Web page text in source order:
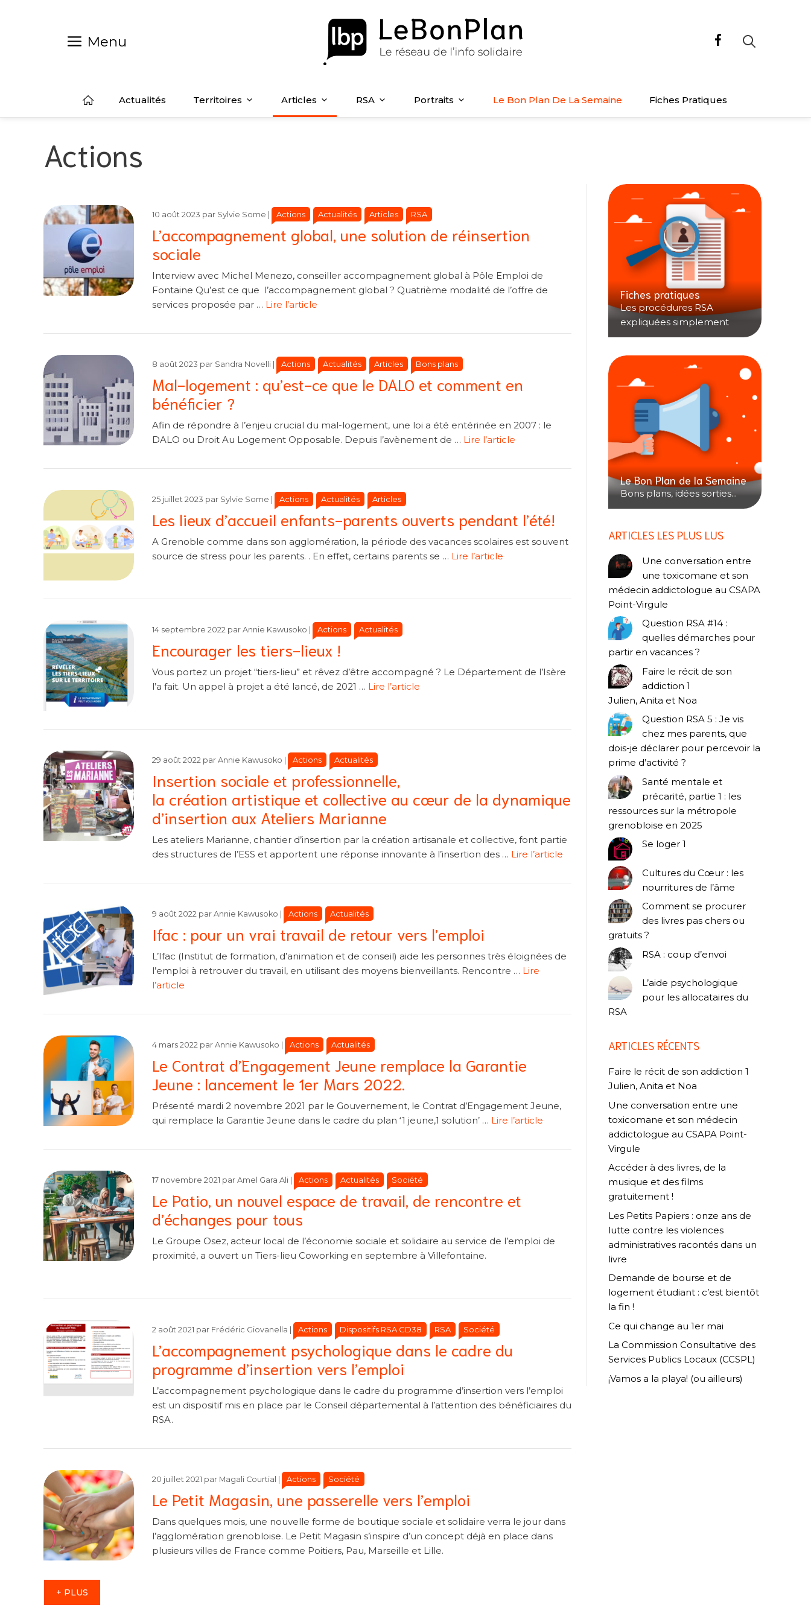
Menu
Actualités Territoires Articles RSA Portraits Le Bon Plan De La Semaine Fiches Pratiques
Actions
L’accompagnement global, une solution de réinsertion
sociale
10 août 2023 par Sylvie Some Catégories
Catégories
Actions Actualités Articles RSA
Interview avec Michel Menezo, conseiller accompagnement global à Pôle Emploi de
Fontaine Qu’est ce que l’accompagnement global ? Quatrième modalité de l’offre de
services proposée par … Lire l’article
Mal-logement : qu’est-ce que le DALO et comment en
bénéficier ?
8 août 2023 par Sandra Novelli Catégories
Catégories
Actions Actualités Articles Bons plans
Afin de répondre à l’enjeu crucial du mal-logement, une loi a été entérinée en 2007 : le
DALO ou Droit Au Logement Opposable. Depuis l’avènement de … Lire l’article
Les lieux d’accueil enfants-parents ouverts pendant l’été!
25 juillet 2023 par Sylvie Some Catégories
Catégories
Actions Actualités Articles
A Grenoble comme dans son agglomération, la période des vacances scolaires est souvent
source de stress pour les parents. . En effet, certains parents se … Lire l’article
Encourager les tiers-lieux !
14 septembre 2022 par Annie Kawusoko Catégories
Catégories
Actions Actualités
Vous portez un projet “tiers-lieu” et rêvez d’être accompagné ? Le Département de l’Isère
l’a fait. Un appel à projet a été lancé, de 2021 … Lire l’article
Insertion sociale et professionnelle,
la création artistique et collective au cœur de la dynamique
d’insertion aux Ateliers Marianne
29 août 2022 par Annie Kawusoko Catégories
Catégories
Actions Actualités
Les ateliers Marianne, chantier d’insertion par la création artisanale et collective, font partie
des structures de l’ESS et apportent une réponse innovante à l’insertion des … Lire l’article
Ifac : pour un vrai travail de retour vers l’emploi
9 août 2022 par Annie Kawusoko Catégories
Catégories
Actions Actualités
L’Ifac (Institut de formation, d’animation et de conseil) aide les personnes très éloignées de
l’emploi à retrouver du travail, en utilisant des moyens bienveillants. Rencontre … Lire
l’article
Le Contrat d’Engagement Jeune remplace la Garantie
Jeune : lancement le 1er Mars 2022.
4 mars 2022 par Annie Kawusoko Catégories
Catégories
Actions Actualités
Présenté mardi 2 novembre 2021 par le Gouvernement, le Contrat d’Engagement Jeune,
qui remplace la Garantie Jeune dans le cadre du plan ‘1 jeune,1 solution’ … Lire l’article
Le Patio, un nouvel espace de travail, de rencontre et
d’échanges pour tous
17 novembre 2021 par Amel Gara Ali Catégories
Catégories
Actions Actualités Société
Le Groupe Osez, acteur local de l’économie sociale et solidaire au service de l’emploi de
proximité, a ouvert un Tiers-lieu Coworking en septembre à Villefontaine.
L’accompagnement psychologique dans le cadre du
programme d’insertion vers l’emploi
2 août 2021 par Frédéric Giovanella Catégories
Catégories
Actions Dispositifs RSA CD38 RSA Société
L’accompagnement psychologique dans le cadre du programme d’insertion vers l’emploi
est un dispositif mis en place par le Conseil départemental à l’attention des bénéficiaires du
RSA.
Le Petit Magasin, une passerelle vers l’emploi
20 juillet 2021 par Magali Courtial Catégories
Catégories
Actions Société
Dans quelques mois, une nouvelle forme de boutique sociale et solidaire verra le jour dans
l’agglomération grenobloise. Le Petit Magasin s’inspire d’un concept déjà en place dans
plusieurs villes de France comme Poitiers, Pau, Marseille et Lille.
+ PLUS
Fiches pratiques
Les procédures RSA
expliquées simplement
Le Bon Plan de la Semaine
Bons plans, idées sorties...
ARTICLES LES PLUS LUS
Une conversation entre
une toxicomane et son
médecin addictologue au CSAPA
Point-Virgule
Question RSA #14 :
quelles démarches pour
partir en vacances ?
Faire le récit de son
addiction 1
Julien, Anita et Noa
Question RSA 5 : Je vis
chez mes parents, que
dois-je déclarer pour percevoir la
prime d’activité ?
Santé mentale et
précarité, partie 1 : les
ressources sur la métropole
grenobloise en 2025
Se loger 1
Cultures du Cœur : les
nourritures de l’âme
Comment se procurer
des livres pas chers ou
gratuits ?
RSA : coup d’envoi
L’aide psychologique
pour les allocataires du
RSA
ARTICLES RÉCENTS
Faire le récit de son addiction 1
Julien, Anita et Noa
Une conversation entre une
toxicomane et son médecin
addictologue au CSAPA Point-
Virgule
Accéder à des livres, de la
musique et des films
gratuitement !
Les Petits Papiers : onze ans de
lutte contre les violences
administratives racontés dans un
livre
Demande de bourse et de
logement étudiant : c’est bientôt
la fin !
Ce qui change au 1er mai
La Commission Consultative des
Services Publics Locaux (CCSPL)
¡Vamos a la playa! (ou ailleurs)